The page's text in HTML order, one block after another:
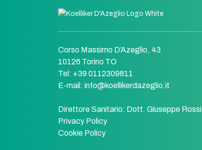
Corso Massimo D’Azeglio, 43
10126 Torino TO
Tel: +39 0112309811
E-mail: info@koellikerdazeglio.it
Direttore Sanitario: Dott. Giuseppe Rossi
Privacy Policy
Cookie Policy